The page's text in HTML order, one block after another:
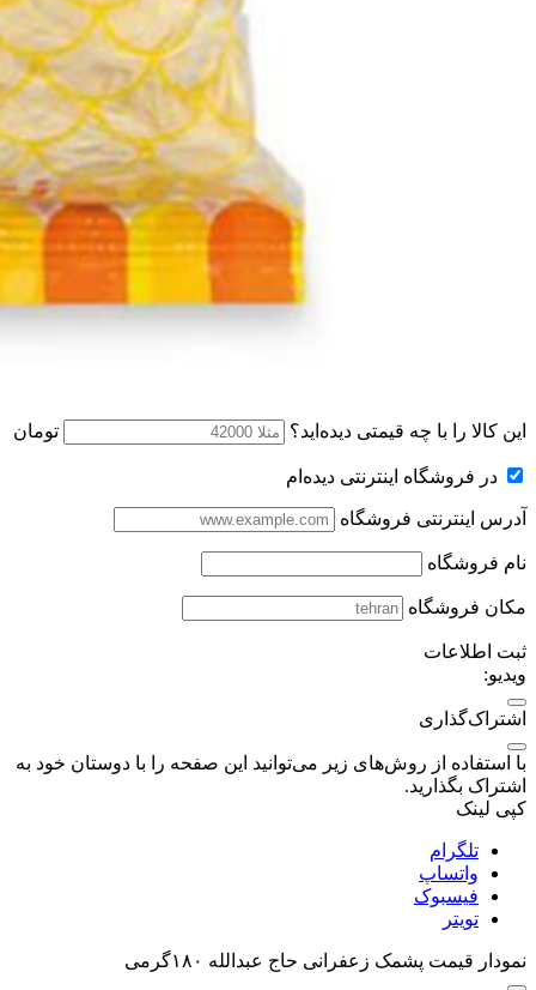
این کالا را با چه قیمتی دیده‌اید؟ تومان
در فروشگاه اینترنتی دیده‌ام
آدرس اینترنتی فروشگاه
نام فروشگاه
مکان فروشگاه
ثبت اطلاعات
ویدیو:
اشتراک‌گذاری
با استفاده از روش‌های زیر می‌توانید این صفحه را با دوستان خود به
اشتراک بگذارید.
کپی لینک
تلگرام
واتساپ
فیسبوک
تویتر
نمودار قیمت پشمک زعفرانی حاج عبدالله ۱۸۰گرمی